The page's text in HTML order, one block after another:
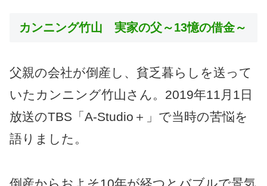
カンニング竹山 実家の父～13憶の借金～
父親の会社が倒産し、貧乏暮らしを送って
いたカンニング竹山さん。2019年11月1日
放送のTBS「A-Studio＋」で当時の苦悩を
語りました。